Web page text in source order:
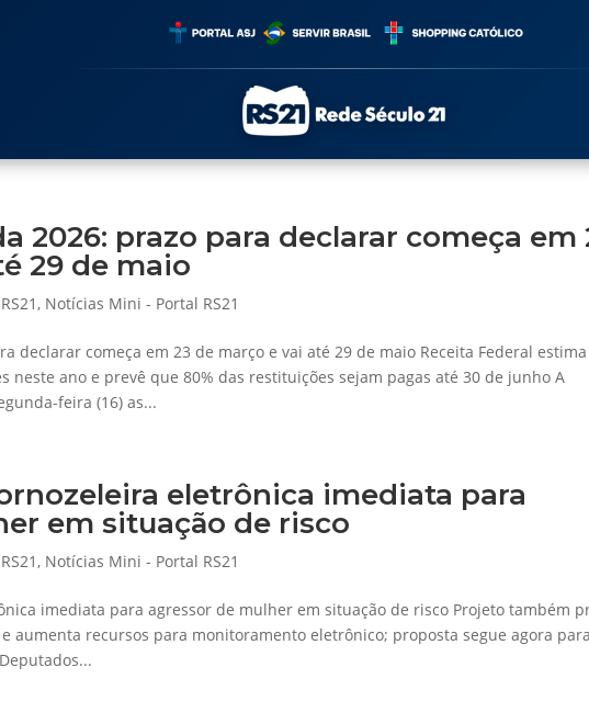
2026: prazo para declarar começa em
29 de maio
, Notícias Mini - Portal RS21
declarar começa em 23 de março e vai até 29 de maio Receita Federal estima
neste ano e prevê que 80% das restituições sejam pagas até 30 de junho A
feira (16) as...
eletrônica imediata para
em situação de risco
, Notícias Mini - Portal RS21
imediata para agressor de mulher em situação de risco Projeto também
aumenta recursos para monitoramento eletrônico; proposta segue agora para